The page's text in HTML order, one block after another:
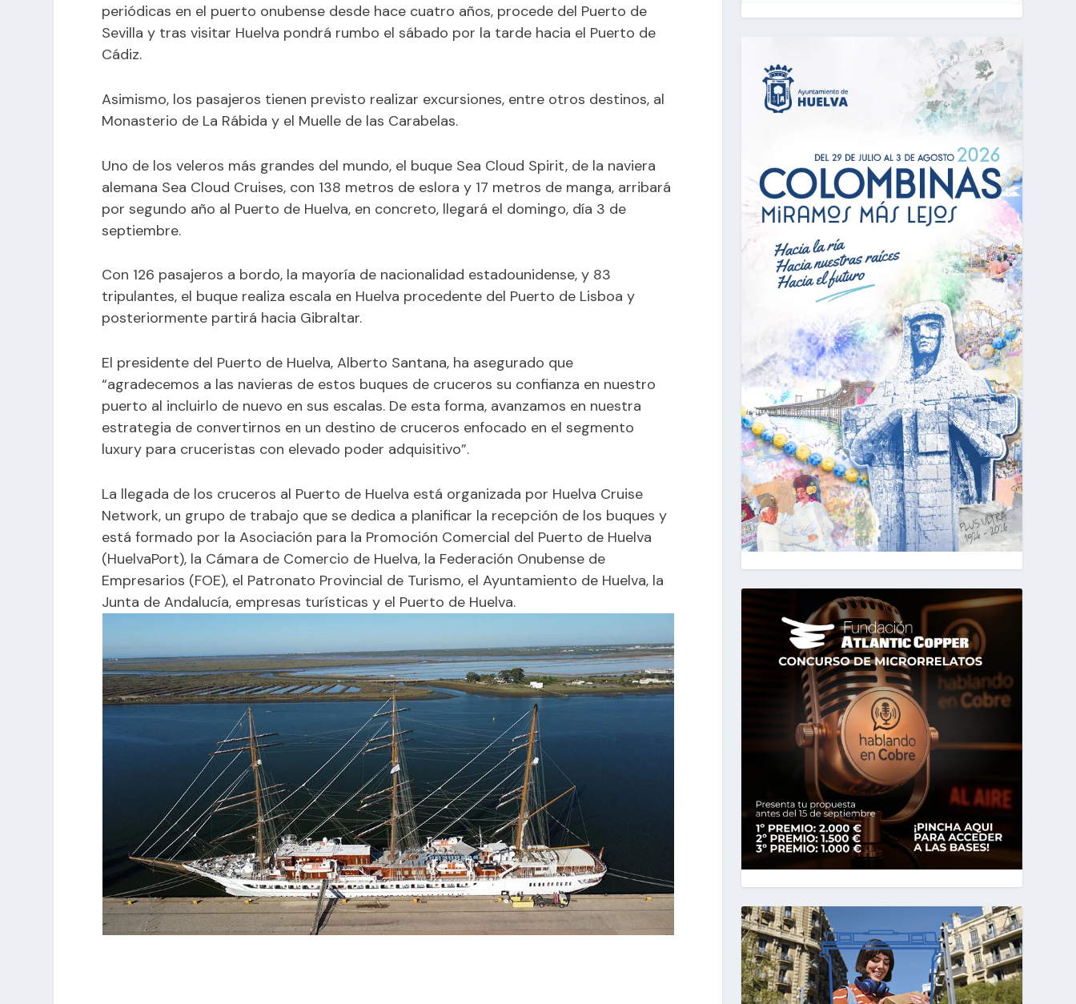
periódicas en el puerto onubense desde hace cuatro años, procede del Puerto de
Sevilla y tras visitar Huelva pondrá rumbo el sábado por la tarde hacia el Puerto de
Cádiz.
Asimismo, los pasajeros tienen previsto realizar excursiones, entre otros destinos, al
Monasterio de La Rábida y el Muelle de las Carabelas.
Uno de los veleros más grandes del mundo, el buque Sea Cloud Spirit, de la naviera
alemana Sea Cloud Cruises, con 138 metros de eslora y 17 metros de manga, arribará
por segundo año al Puerto de Huelva, en concreto, llegará el domingo, día 3 de
septiembre.
Con 126 pasajeros a bordo, la mayoría de nacionalidad estadounidense, y 83
tripulantes, el buque realiza escala en Huelva procedente del Puerto de Lisboa y
posteriormente partirá hacia Gibraltar.
El presidente del Puerto de Huelva, Alberto Santana, ha asegurado que
“agradecemos a las navieras de estos buques de cruceros su confianza en nuestro
puerto al incluirlo de nuevo en sus escalas. De esta forma, avanzamos en nuestra
estrategia de convertirnos en un destino de cruceros enfocado en el segmento
luxury para cruceristas con elevado poder adquisitivo”.
La llegada de los cruceros al Puerto de Huelva está organizada por Huelva Cruise
Network, un grupo de trabajo que se dedica a planificar la recepción de los buques y
está formado por la Asociación para la Promoción Comercial del Puerto de Huelva
(HuelvaPort), la Cámara de Comercio de Huelva, la Federación Onubense de
Empresarios (FOE), el Patronato Provincial de Turismo, el Ayuntamiento de Huelva, la
Junta de Andalucía, empresas turísticas y el Puerto de Huelva.